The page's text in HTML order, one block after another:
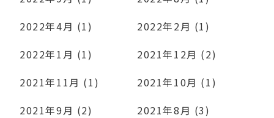
2022年4月 (1)
2022年2月 (1)
2022年1月 (1)
2021年12月 (2)
2021年11月 (1)
2021年10月 (1)
2021年9月 (2)
2021年8月 (3)